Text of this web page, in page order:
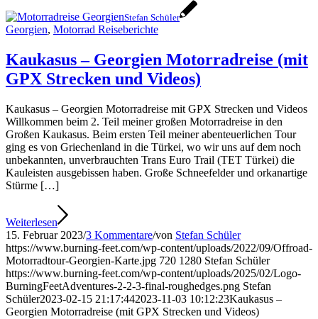
Stefan Schüler
Georgien, Motorrad Reiseberichte
Kaukasus – Georgien Motorradreise (mit
GPX Strecken und Videos)
Kaukasus – Georgien Motorradreise mit GPX Strecken und Videos
Willkommen beim 2. Teil meiner großen Motorradreise in den
Großen Kaukasus. Beim ersten Teil meiner abenteuerlichen Tour
ging es von Griechenland in die Türkei, wo wir uns auf dem noch
unbekannten, unverbrauchten Trans Euro Trail (TET Türkei) die
Kauleisten ausgebissen haben. Große Schneefelder und orkanartige
Stürme […]
Weiterlesen
15. Februar 2023/3 Kommentare/von Stefan Schüler
https://www.burning-feet.com/wp-content/uploads/2022/09/Offroad-
Motorradtour-Georgien-Karte.jpg 720 1280 Stefan Schüler
https://www.burning-feet.com/wp-content/uploads/2025/02/Logo-
BurningFeetAdventures-2-2-3-final-roughedges.png Stefan
Schüler2023-02-15 21:17:442023-11-03 10:12:23Kaukasus –
Georgien Motorradreise (mit GPX Strecken und Videos)